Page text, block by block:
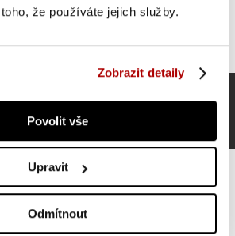
že používáte jejich služby.
Zobrazit detaily
Povolit vše
Upravit
Odmítnout
manžety, černé, 2 x 5 kg